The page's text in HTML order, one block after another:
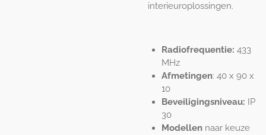
interieuroplossingen.
Radiofrequentie: 433
MHz
Afmetingen: 40 x 90 x
10
Beveiligingsniveau: IP
30
Modellen naar keuze